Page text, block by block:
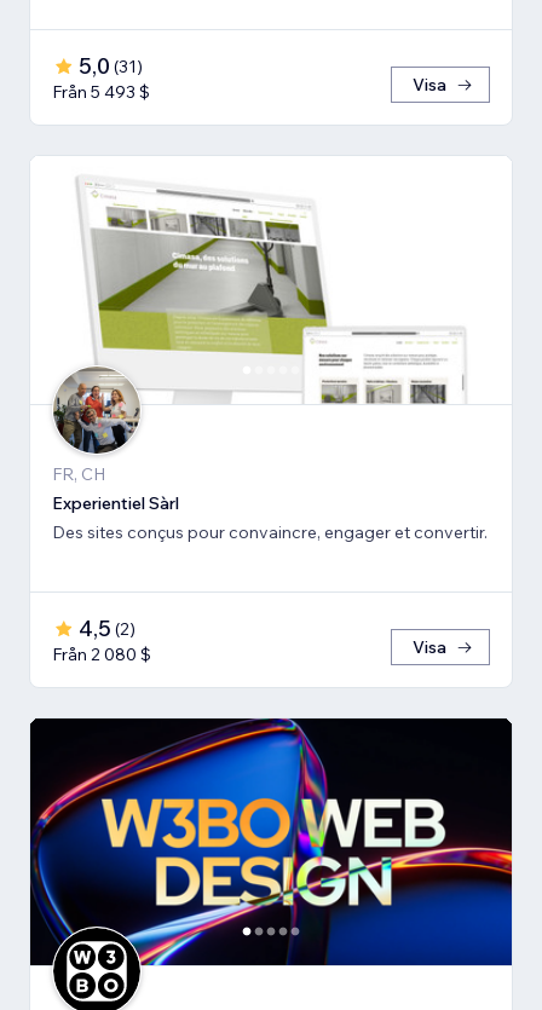
5,0 (31)
Från 5 493 $
Visa
FR, CH
Experientiel Sàrl
Des sites conçus pour convaincre, engager et convertir.
4,5 (2)
Från 2 080 $
Visa